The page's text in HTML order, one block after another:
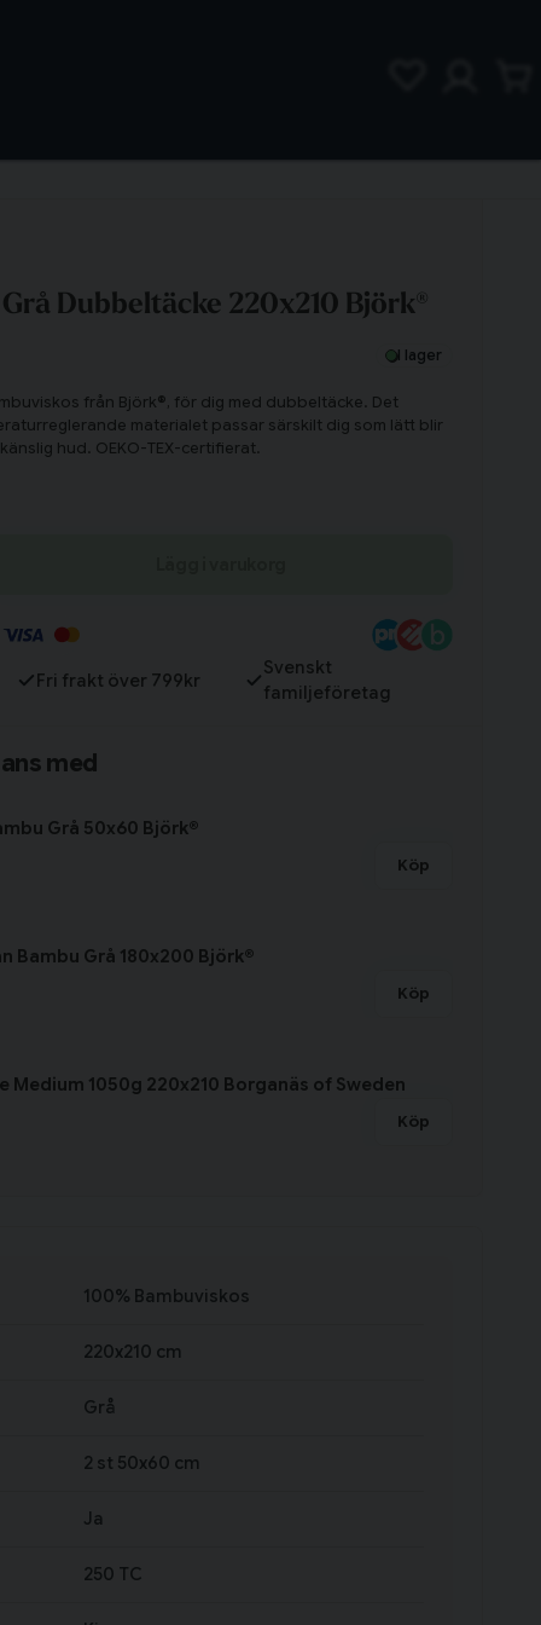
Dubbeltäcke 220x210 Björk®
I lager
från Björk®, för dig med dubbeltäcke. Det
materialet passar särskilt dig som lätt blir
hud. OEKO-TEX-certifierat.
Fri frakt över 799kr
Svenskt
familjeföretag
med
Grå 50x60 Björk®
Köp
Bambu Grå 180x200 Björk®
Köp
Medium 1050g 220x210 Borganäs of Sweden
Köp
100% Bambuviskos
220x210 cm
Grå
2 st 50x60 cm
Ja
250 TC